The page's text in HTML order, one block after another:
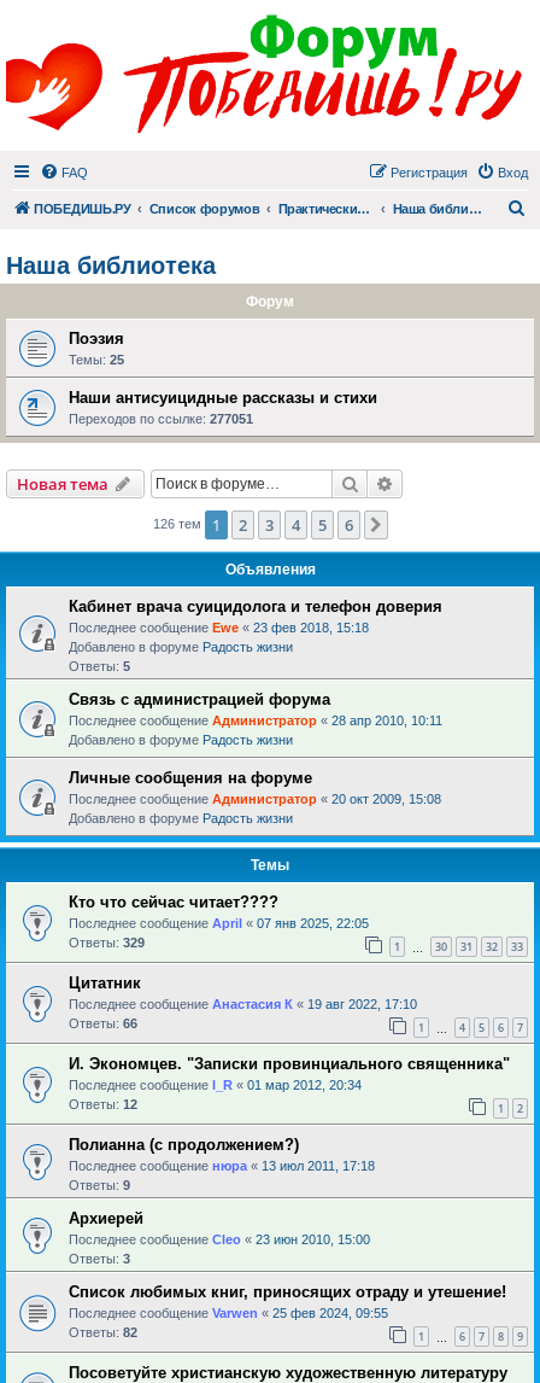
FAQ Вход
Регистрация
ПОБЕДИШЬ.РУ Список форумов Практический раздел Наша библиотека
Наша библиотека
Форум
Поэзия
Темы: 25
Наши антисуицидные рассказы и стихи
Переходов по ссылке: 277051
Новая тема Поиск
126 тем 1 2 3 4 5 6
Объявления
Кабинет врача суицидолога и телефон доверия
Последнее сообщение Ewe « 23 фев 2018, 15:18
Добавлено в форуме Радость жизни
Ответы: 5
Связь с администрацией форума
Последнее сообщение Администратор « 28 апр 2010, 10:11
Добавлено в форуме Радость жизни
Личные сообщения на форуме
Последнее сообщение Администратор « 20 окт 2009, 15:08
Добавлено в форуме Радость жизни
Темы
Кто что сейчас читает????
Последнее сообщение April « 07 янв 2025, 22:05
Ответы: 329 1 30 31 32 33
Цитатник
Последнее сообщение Анастасия К « 19 авг 2022, 17:10
Ответы: 66 1 4 5 6 7
И. Экономцев. "Записки провинциального священника"
Последнее сообщение l_R « 01 мар 2012, 20:34
Ответы: 12 1 2
Полианна (с продолжением?)
Последнее сообщение нюра « 13 июл 2011, 17:18
Ответы: 9
Архиерей
Последнее сообщение Cleo « 23 июн 2010, 15:00
Ответы: 3
Список любимых книг, приносящих отраду и утешение!
Последнее сообщение Varwen « 25 фев 2024, 09:55
Ответы: 82 1 6 7 8 9
Посоветуйте христианскую художественную литературу